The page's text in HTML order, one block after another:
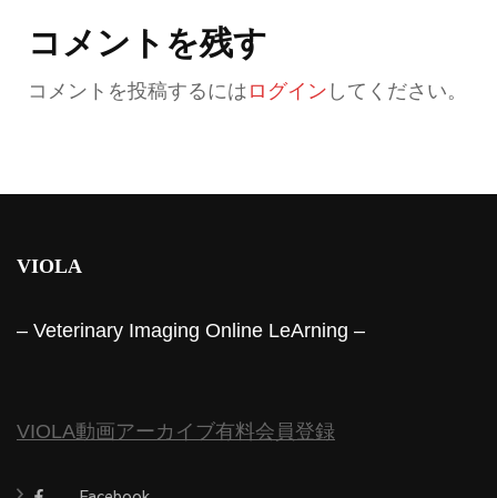
コメントを残す
コメントを投稿するには ログイン してください。
VIOLA
– Veterinary Imaging Online LeArning –
VIOLA動画アーカイブ有料会員登録